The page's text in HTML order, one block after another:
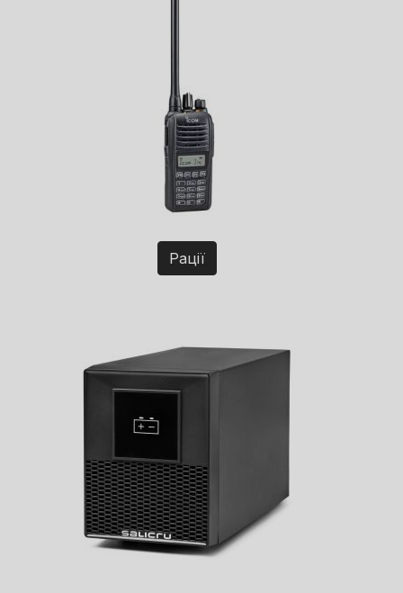
Рації